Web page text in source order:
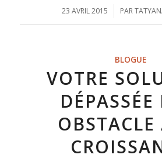
23 AVRIL 2015
/ PAR
BLOGUE
VOTRE
DÉPASSÉE